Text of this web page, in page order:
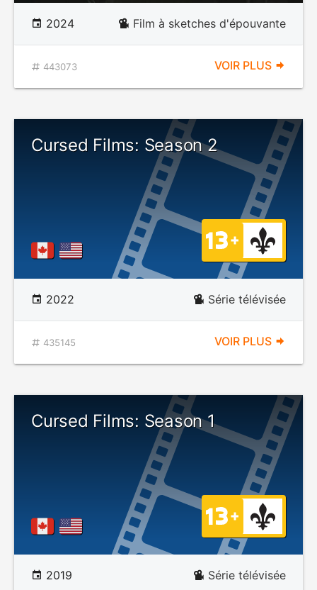
2024 Film à sketches d'épouvante
443073 VOIR PLUS
Cursed Films: Season 2
2022 Série télévisée
435145 VOIR PLUS
Cursed Films: Season 1
2019 Série télévisée